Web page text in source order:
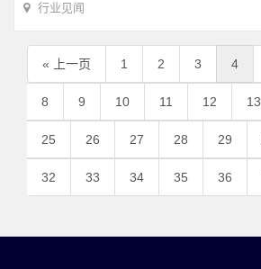
行业见闻
« 上一页 1 2 3 4
8 9 10 11 12 13
25 26 27 28 29
32 33 34 35 36